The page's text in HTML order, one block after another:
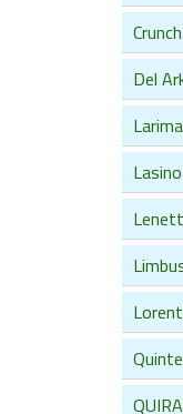
Crunch
Del
Lasino
Lenett